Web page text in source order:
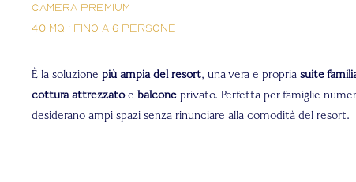
Camera Premium
40 mq · fino a 6 persone
È la soluzionepiù ampia del resort, una vera e propriasuite
cottura attrezzatoebalcone privato. Perfetta per famiglie
desiderano ampi spazi senza rinunciare alla comodità del resort.